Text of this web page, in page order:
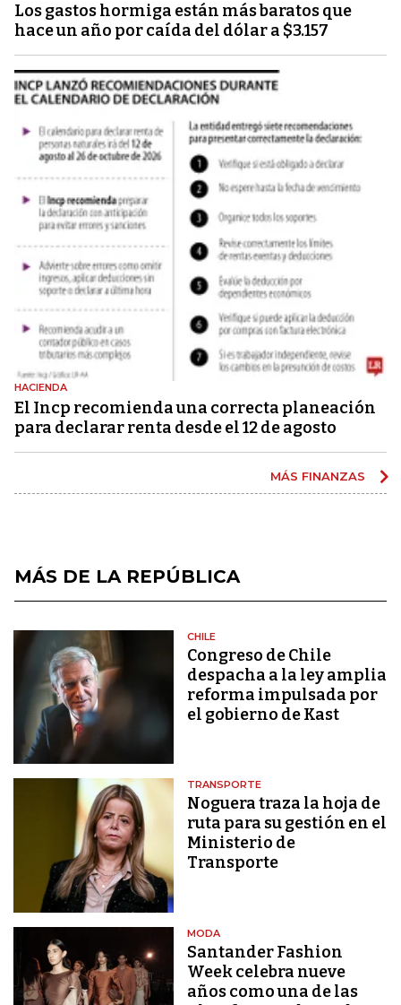
Los gastos hormiga están más baratos que
hace un año por caída del dólar a $3.157
HACIENDA
El Incp recomienda una correcta planeación
para declarar renta desde el 12 de agosto
MÁS FINANZAS
MÁS DE LA REPÚBLICA
CHILE
Congreso de Chile
despacha a la ley amplia
reforma impulsada por
el gobierno de Kast
TRANSPORTE
Noguera traza la hoja de
ruta para su gestión en el
Ministerio de
Transporte
MODA
Santander Fashion
Week celebra nueve
años como una de las